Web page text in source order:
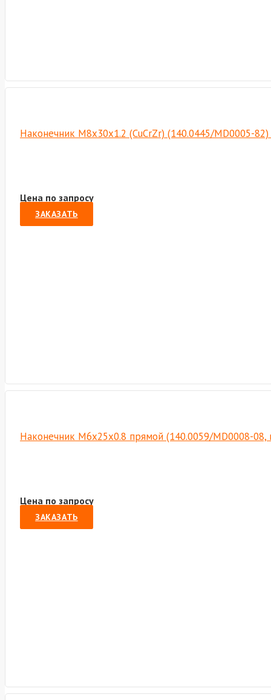
Наконечник М8х30х1.2 (CuCrZr) (140.0445/MD0005-82)
Цена по запросу
ЗАКАЗАТЬ
Наконечник М6х25х0.8 прямой (140.0059/MD0008-
Цена по запросу
ЗАКАЗАТЬ